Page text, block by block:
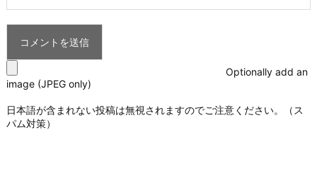
Optionally add an
image (JPEG only)
日本語が含まれない投稿は無視されますのでご注意ください。（ス
パム対策）